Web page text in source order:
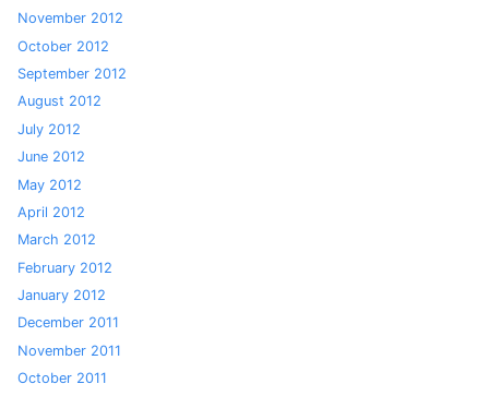
November 2012
October 2012
September 2012
August 2012
July 2012
June 2012
May 2012
April 2012
March 2012
February 2012
January 2012
December 2011
November 2011
October 2011